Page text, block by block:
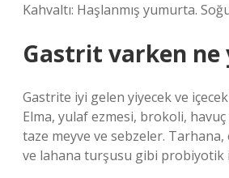
Kahvaltı: Haşlanmış yumurta.
Gastrit varken ne
Gastrite iyi gelen yiyecek ve
Elma, yulaf ezmesi, brokoli,
taze meyve ve sebzeler. Tarhana,
ve lahana turşusu gibi probiyotik